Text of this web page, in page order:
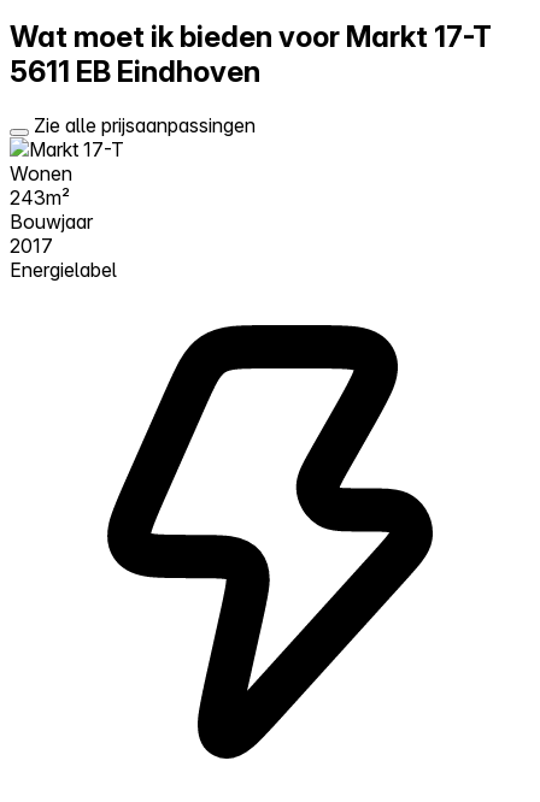
Reviews
Prijzen
Probeer Walter gratis
Wat moet ik bieden voor Markt 17-T
5611 EB Eindhoven
Zie alle prijsaanpassingen
Wonen
243m²
Bouwjaar
2017
Energielabel